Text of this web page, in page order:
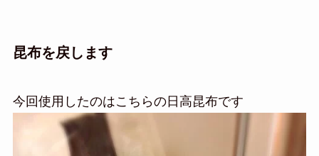
昆布を戻します
今回使用したのはこちらの日高昆布です